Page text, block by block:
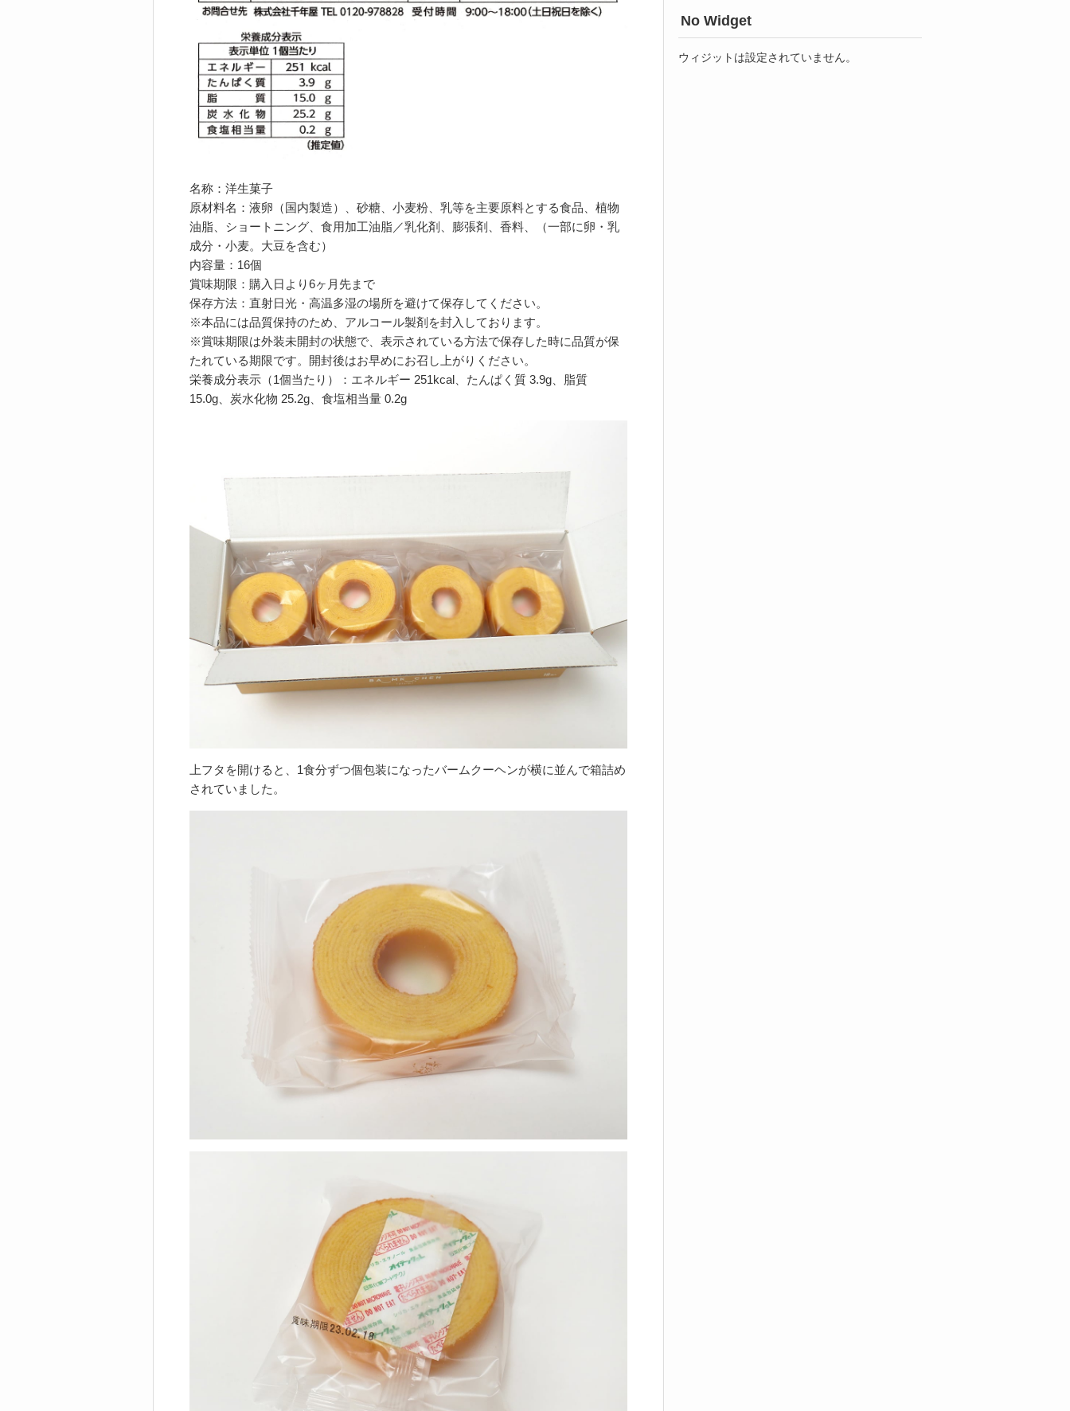
名称：洋生菓子
原材料名：液卵（国内製造）、砂糖、小麦粉、乳等を主要原料とする食品、植物
油脂、ショートニング、食用加工油脂／乳化剤、膨張剤、香料、（一部に卵・乳
成分・小麦。大豆を含む）
内容量：16個
賞味期限：購入日より6ヶ月先まで
保存方法：直射日光・高温多湿の場所を避けて保存してください。
※本品には品質保持のため、アルコール製剤を封入しております。
※賞味期限は外装未開封の状態で、表示されている方法で保存した時に品質が保
たれている期限です。開封後はお早めにお召し上がりください。
栄養成分表示（1個当たり）：エネルギー 251kcal、たんぱく質 3.9g、脂質
15.0g、炭水化物 25.2g、食塩相当量 0.2g
上フタを開けると、1食分ずつ個包装になったバームクーヘンが横に並んで箱詰め
されていました。
No Widget
ウィジットは設定されていません。